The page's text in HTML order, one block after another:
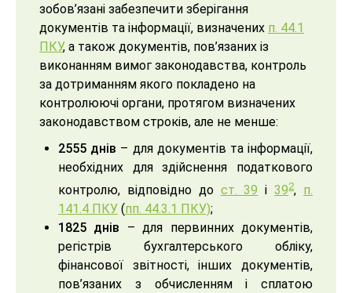
зобов’язані забезпечити зберігання
документів та інформації, визначених п. 44.1
ПКУ, а також документів, пов’язаних із
виконанням вимог законодавства, контроль
за дотриманням якого покладено на
контролюючі органи, протягом визначених
законодавством строків, але не менше:
2555 днів – для документів та інформації,
необхідних для здійснення податкового
контролю, відповідно до ст. 39 і392, п.
141.4 ПКУ (пп. 44.3.1 ПКУ);
1825 днів – для первинних документів,
регістрів бухгалтерського обліку,
фінансової звітності, інших документів,
пов’язаних з обчисленням і сплатою